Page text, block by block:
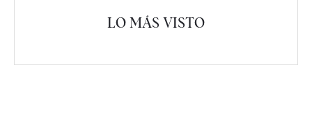
LO MÁS VISTO